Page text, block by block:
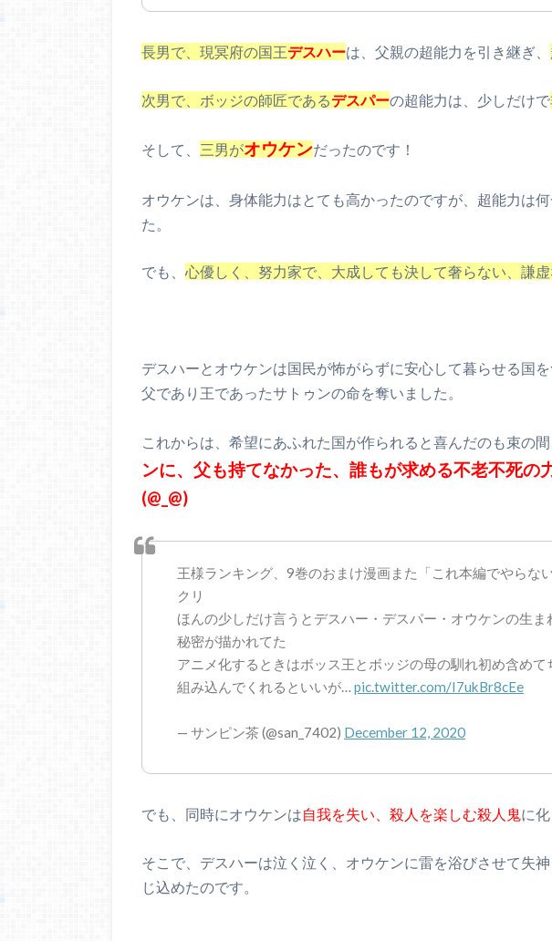
長男で、現冥府の国王デスハーは、父親の超能力を引き継ぎ、
次男で、ボッジの師匠であるデスパーの超能力は、少しだけで
そして、 三男がオウケンだったのです！
オウケンは、身体能力はとても高かったのですが、超能力は
た。
でも、 心優しく、努力家で、大成しても決して奢らない、謙
デスハーとオウケンは国民が怖がらずに安心して暮らせる国を
父であり王であったサトゥンの命を奪いました。
これからは、希望にあふれた国が作られると喜んだのも束の間
ンに、父も持てなかった、誰もが求める不老不死の
(@_@)
王様ランキング、9巻のおまけ漫画また「これ本編でやらな
クリ
ほんの少しだけ言うとデスハー・デスパー・オウケンの生
秘密が描かれてた
アニメ化するときはボッス王とボッジの母の馴れ初め含めて
組み込んでくれるといいが…pic.twitter.com/I7ukBr8cEe
— サンピン茶 (@san_7402) December 12, 2020
でも、同時にオウケンは自我を失い、殺人を楽しむ殺人鬼に
そこで、デスハーは泣く泣く、オウケンに雷を浴びさせて失
じ込めたのです。